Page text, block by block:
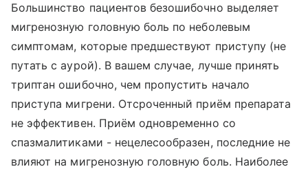
Большинство пациентов безошибочно выделяет
мигренозную головную боль по неболевым
симптомам, которые предшествуют приступу (не
путать с аурой). В вашем случае, лучше принять
триптан ошибочно, чем пропустить начало
приступа мигрени. Отсроченный приём препарата
не эффективен. Приём одновременно со
спазмалитиками - нецелесообразен, последние не
влияют на мигренозную головную боль. Наиболее